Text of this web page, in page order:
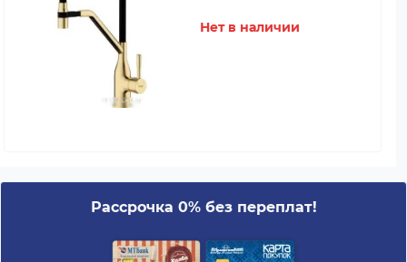
Нет в наличии
Рассрочка 0% без переплат!